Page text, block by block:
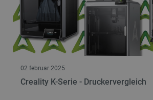
02 februar 2025
Creality K-Serie - Druckervergleich